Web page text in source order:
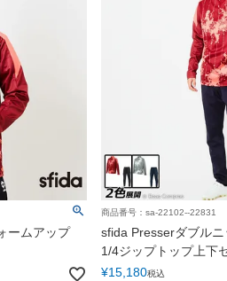
ームアップ
商品番号：sa-22102--22831
sfida Presserダブル
1/4ジップトップ上下
¥15,180税込